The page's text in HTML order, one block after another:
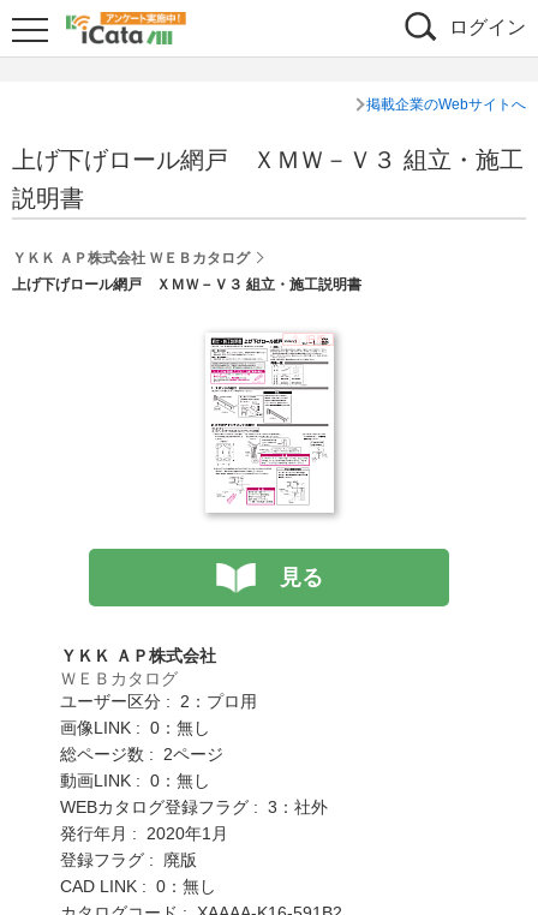
ログイン
掲載企業のWebサイトへ
上げ下げロール網戸 ＸＭＷ－Ｖ３ 組立・施工
説明書
ＹＫＫ ＡＰ株式会社 ＷＥＢカタログ
上げ下げロール網戸 ＸＭＷ－Ｖ３ 組立・施工説明書
見る
ＹＫＫ ＡＰ株式会社
ＷＥＢカタログ
ユーザー区分 : 2：プロ用
画像LINK : 0：無し
総ページ数 : 2ページ
動画LINK : 0：無し
WEBカタログ登録フラグ : 3：社外
発行年月 : 2020年1月
登録フラグ : 廃版
CAD LINK : 0：無し